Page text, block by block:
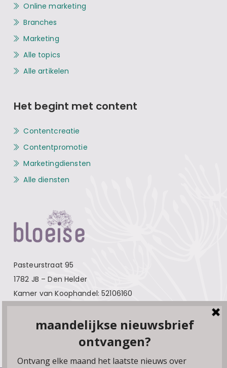
Pasteurstraat 95
1782 JB – Den Helder
Kamer van Koophandel: 52106160
Over Bloeise Adverteren
Online marketing
Branches
Marketing
Alle topics
Alle artikelen
Het begint met content
Contentcreatie
Contentpromotie
Marketingdiensten
Alle diensten